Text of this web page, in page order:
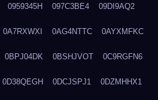
0959345H 097C3BE4 09DI9AQ2
0A7RXWXI 0AG4NTTC 0AYXMFKC
0BPJ04DK 0BSHJVOT 0C9RGFN6
0D38QEGH 0DCJSPJ1 0DZMHHX1